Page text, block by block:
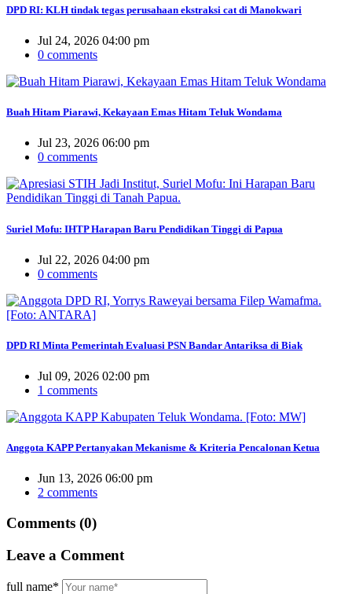
DPD RI: KLH tindak tegas perusahaan ekstraksi cat di Manokwari
Jul 24, 2026 04:00 pm
0 comments
Buah Hitam Piarawi, Kekayaan Emas Hitam Teluk Wondama
Jul 23, 2026 06:00 pm
0 comments
Suriel Mofu: IHTP Harapan Baru Pendidikan Tinggi di Papua
Jul 22, 2026 04:00 pm
0 comments
DPD RI Minta Pemerintah Evaluasi PSN Bandar Antariksa di Biak
Jul 09, 2026 02:00 pm
1 comments
Anggota KAPP Pertanyakan Mekanisme & Kriteria Pencalonan Ketua
Jun 13, 2026 06:00 pm
2 comments
Comments (0)
Leave a Comment
full name*